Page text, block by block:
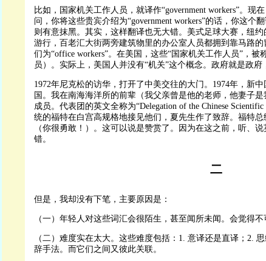
比如，国家机关工作人员，就译作“government workers”。现
问，你将这些贵宾介绍为“government workers”的话，你这个
则有意抹黑。其实，这样翻译也无大错。美式足球大赛，纽
游行，百老汇大街两旁建筑物里的办公室人员都拥到靠马路
们为“office workers”。在美国，这些“国家机关工作人员”，被
员）。实际上，美国人并没有“机关”这个概念。政府就是政府
1972年尼克松的访华，打开了中美交往的大门。1974年，新
国。我在南海海洋所的前辈（我父亲曾是他的老师，他妻子
成员。代表团的英文全称为“Delegation of the Chinese
统的福特在白宫高规格地接见他们，夏先生作了致辞。福特总
（你很勇敢！）。这可以说是赞赏了。因为在这之前，听、
错。
二
但是，我却没有下笔，主要原因是：
（一）年轻人对这些词汇会很陌生，甚至闻所未闻。会觉得不
（二）难度实在太大。这些难度包括：1. 意译还是直译；2.
辞手法。而它们之间又彼此关联。